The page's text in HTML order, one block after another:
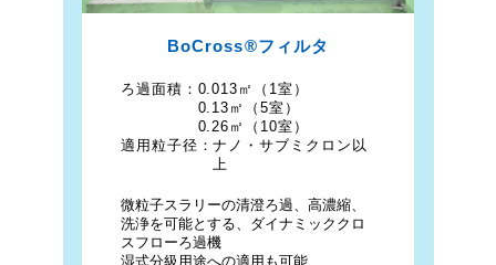
BoCross®フィルタ
ろ過面積： 0.013㎡（1室）
0.13㎡（5室）
0.26㎡（10室）
適用粒子径：ナノ・サブミクロン以
上
微粒子スラリーの清澄ろ過、高濃縮、
洗浄を可能とする、ダイナミッククロ
スフローろ過機
湿式分級用途への適用も可能